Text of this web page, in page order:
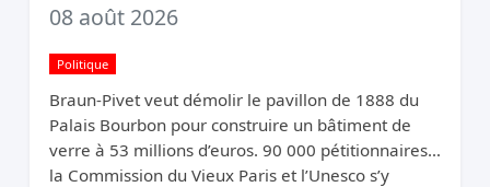
08 août 2026
Politique
Braun-Pivet veut démolir le pavillon de 1888 du
Palais Bourbon pour construire un bâtiment de
verre à 53 millions d’euros. 90 000 pétitionnaires,
la Commission du Vieux Paris et l’Unesco s’y